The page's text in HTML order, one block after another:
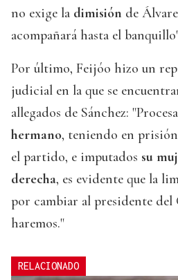
no exige la dimisión de
acompañará hasta el
Por último, Feijóo hizo un
judicial en la que se
allegados de Sánchez:
hermano, teniendo en prisión
el partido, e imputados su
derecha, es evidente que la
por cambiar al presidente del
haremos."
RELACIONADO